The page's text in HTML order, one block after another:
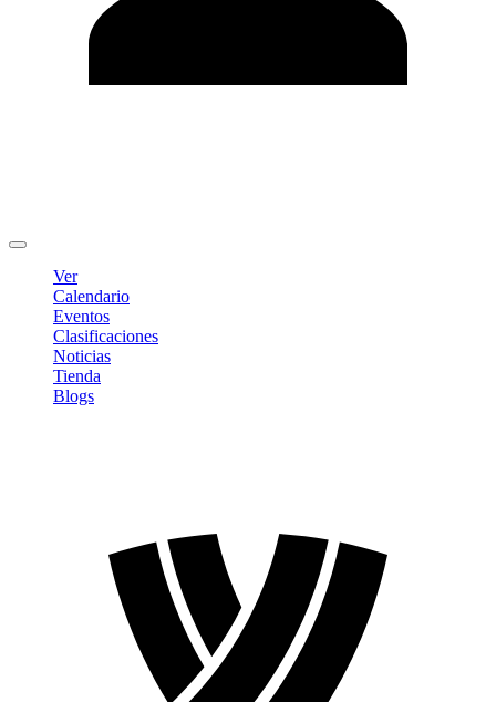
Ver
Calendario
Eventos
Clasificaciones
Noticias
Tienda
Blogs